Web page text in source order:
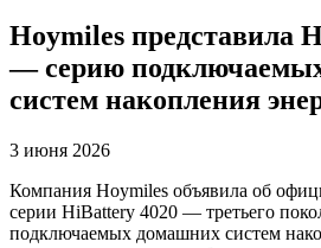
Hoymiles представила
— серию
систем накопления
3 июня 2026
Компания Hoymiles объявила об
серии HiBattery 4020 — третьего
подключаемых домашних систем